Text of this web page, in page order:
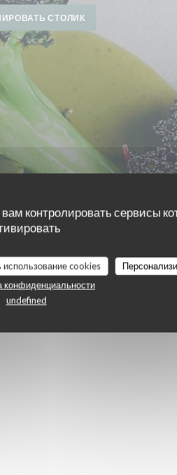
контролировать сервисы
использование cookies
конфиденциальности
undefined
СТОЛИК